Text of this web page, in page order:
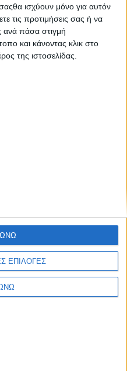
ισχύουν μόνο για αυτόν
τις προτιμήσεις σας ή να
ανά πάσα στιγμή
και κάνοντας κλικ στο
της ιστοσελίδας.
ΕΠΙΛΟΓΕΣ
πλούτου
για τις διακοπές σας